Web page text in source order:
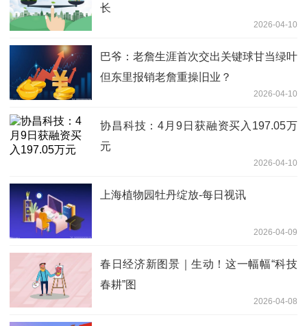
长
2026-04-10
巴爷：老詹生涯首次交出关键球甘当绿叶
但东里报销老詹重操旧业？
2026-04-10
协昌科技：4月9日获融资买入197.05万
元
2026-04-10
上海植物园牡丹绽放-每日视讯
2026-04-09
春日经济新图景｜生动！这一幅幅“科技
春耕”图
2026-04-08